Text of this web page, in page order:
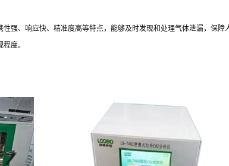
强、响应快、精准度高等特点，能够及时发现和处理气体泄漏，保
度。